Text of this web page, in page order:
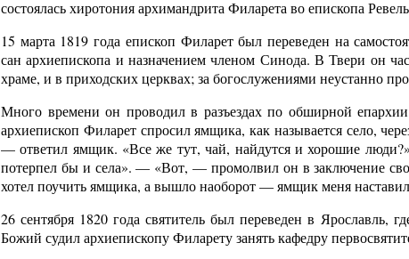
состоялась хиротония архимандрита Филарета во епископа
15 марта 1819 года епископ Филарет был переведен на
сан архиепископа и назначением членом Синода. В Твери он
храме, и в приходских церквах; за богослужениями неустанно
Много времени он проводил в разъездах по обширной
архиепископ Филарет спросил ямщика, как называется село,
— ответил ямщик. «Все же тут, чай, найдутся и хорошие
потерпел бы и села». — «Вот, — промолвил он в заключение
хотел поучить ямщика, а вышло наоборот — ямщик меня
26 сентября 1820 года святитель был переведен в Ярославль,
Божий судил архиепископу Филарету занять кафедру